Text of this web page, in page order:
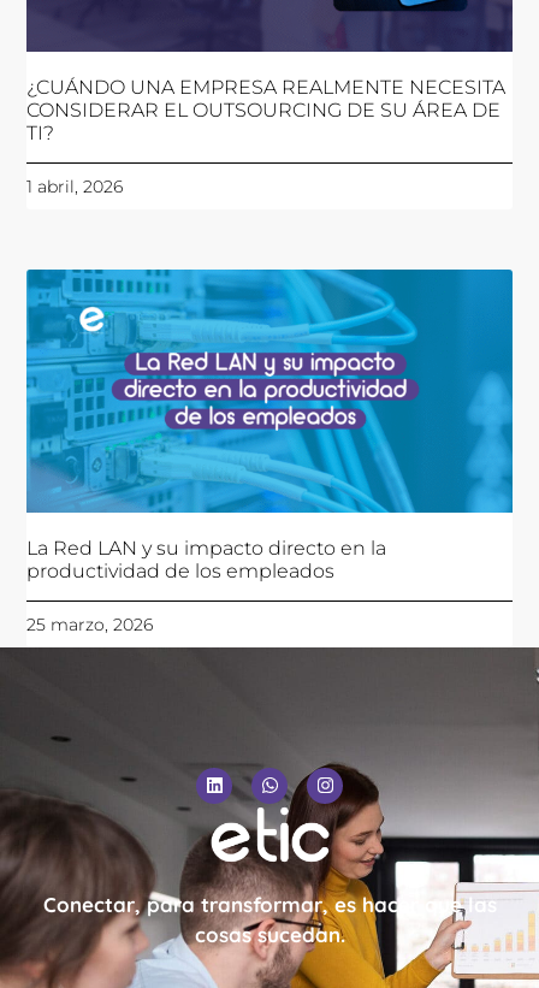
¿CUÁNDO UNA EMPRESA REALMENTE NECESITA
CONSIDERAR EL OUTSOURCING DE SU ÁREA DE
TI?
1 abril, 2026
La Red LAN y su impacto directo en la
productividad de los empleados
25 marzo, 2026
Conectar, para transformar, es hacer que las
cosas sucedan.